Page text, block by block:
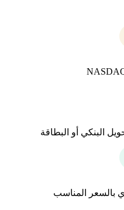
البنكي أو البطاقة